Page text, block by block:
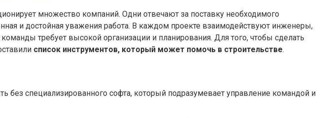
множество компаний. Одни отвечают за поставку необходимого
и достойная уважения работа. В каждом проекте взаимодействуют инженеры,
требует высокой организации и планирования. Для того, чтобы сделать
список инструментов, который может помочь в строительстве.
без специализированного софта, который подразумевает управление командой и